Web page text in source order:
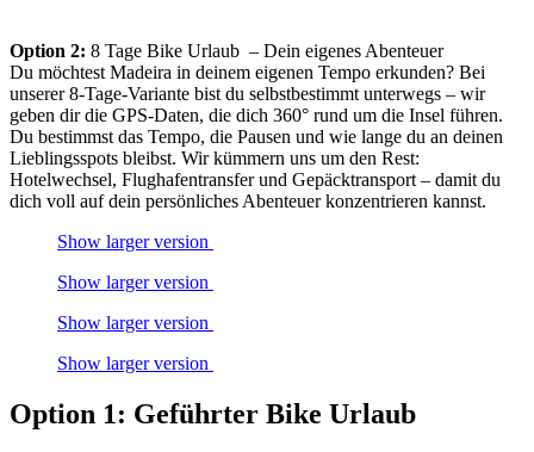
Option 2: 8 Tage Bike Urlaub – Dein eigenes Abenteuer
Du möchtest Madeira in deinem eigenen Tempo erkunden? Bei
unserer 8-Tage-Variante bist du selbstbestimmt unterwegs – wir
geben dir die GPS-Daten, die dich 360° rund um die Insel führen.
Du bestimmst das Tempo, die Pausen und wie lange du an deinen
Lieblingsspots bleibst. Wir kümmern uns um den Rest:
Hotelwechsel, Flughafentransfer und Gepäcktransport – damit du
dich voll auf dein persönliches Abenteuer konzentrieren kannst.
Show larger version
Show larger version
Show larger version
Show larger version
Option 1: Geführter Bike Urlaub